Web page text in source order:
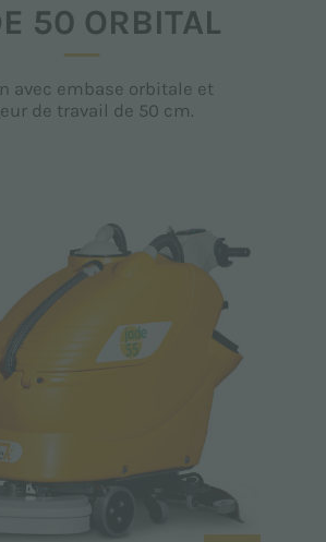
50 ORBITAL
avec embase orbitale et
de travail de 50 cm.